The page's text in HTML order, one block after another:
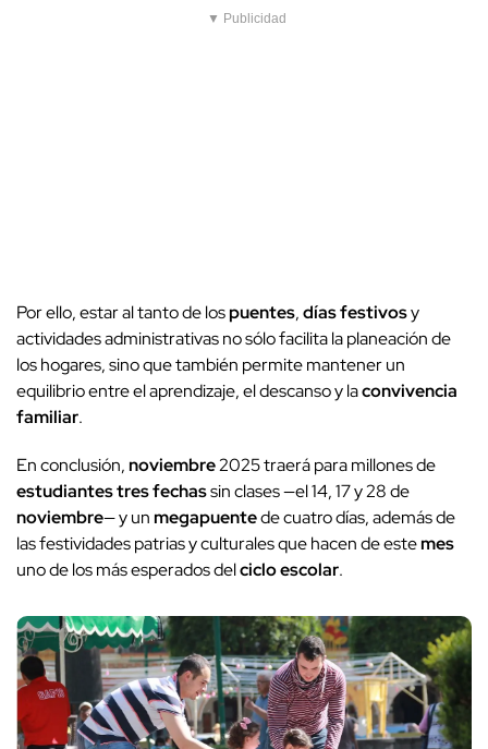
▼ Publicidad
Por ello, estar al tanto de lospuentes,días festivosy
actividades administrativas no sólo facilita la planeación de
los hogares, sino que también permite mantener un
equilibrio entre el aprendizaje, el descanso y laconvivencia
familiar.
En conclusión,noviembre2025 traerá para millones de
estudiantestres fechassin clases —el 14, 17 y 28 de
noviembre— y unmegapuentede cuatro días, además de
las festividades patrias y culturales que hacen de estemes
uno de los más esperados delciclo escolar.